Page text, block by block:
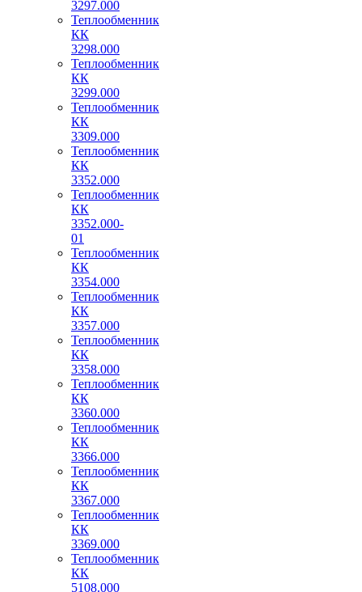
3297.000
Теплообменник
КК
3298.000
Теплообменник
КК
3299.000
Теплообменник
КК
3309.000
Теплообменник
КК
3352.000
Теплообменник
КК
3352.000-
01
Теплообменник
КК
3354.000
Теплообменник
КК
3357.000
Теплообменник
КК
3358.000
Теплообменник
КК
3360.000
Теплообменник
КК
3366.000
Теплообменник
КК
3367.000
Теплообменник
КК
3369.000
Теплообменник
КК
5108.000